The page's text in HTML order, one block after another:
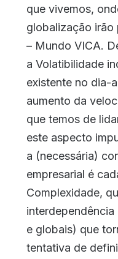
que vivemos,
globalização irão
– Mundo VICA.
a Volatibilidade
existente no dia-
aumento da
que temos de
este aspecto
a (necessária)
empresarial é
Complexidade,
e globais) que
tentativa de